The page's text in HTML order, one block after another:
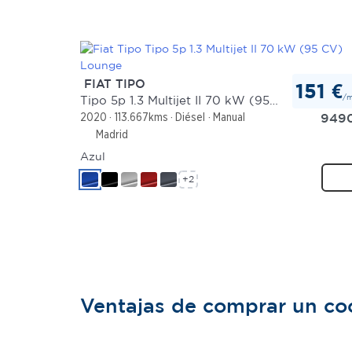
FIAT TIPO
Tipo 5p 1.3 Multijet II 70 kW (95 CV) Lounge
2020 113.667kms Diésel
Manual
Madrid
151 €/
Azul
+2
Ventajas de comprar un